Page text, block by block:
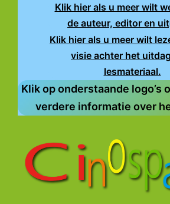
Klik hier als u meer wilt
de auteur, editor en
Klik hier als u meer wilt
visie achter het
lesmateriaal.
Klik op onderstaande logo’s
verdere informatie over